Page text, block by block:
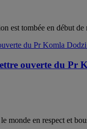
est tombée en début
ouverte du Pr
monde en respect et